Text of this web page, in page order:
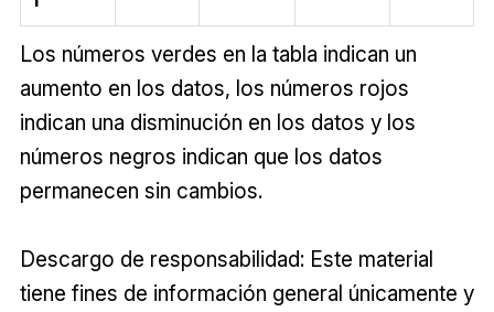
Los números verdes en la tabla indican un
aumento en los datos, los números rojos
indican una disminución en los datos y los
números negros indican que los datos
permanecen sin cambios.
Descargo de responsabilidad: Este material
tiene fines de información general únicamente y